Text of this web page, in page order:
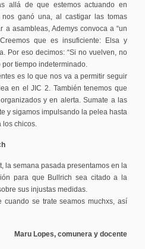
allá de que estemos actuando en
ganó una, al castigar las tomas
asambleas, Ademys convoca a “un
que es insuficiente: Elsa y
Por eso decimos: “Si no vuelven, no
tiempo indeterminado.
es lo que nos va a permitir seguir
en el JIC 2. También tenemos que
y en alerta. Sumate a las
y sigamos impulsando la pelea hasta
los chicos.
la semana pasada presentamos en la
para que Bullrich sea citado a la
sus injustas medidas.
se trate seamos muchxs, así
Maru Lopes, comunera y docente